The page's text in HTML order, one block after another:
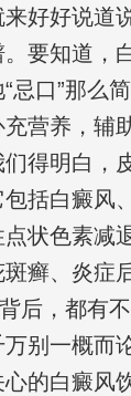
好好说道
要知道，
忌口”那么
营养，辅
得明白，
括白癜风
状色素减
癣、炎症
后，都有
别一概而
的白癜风